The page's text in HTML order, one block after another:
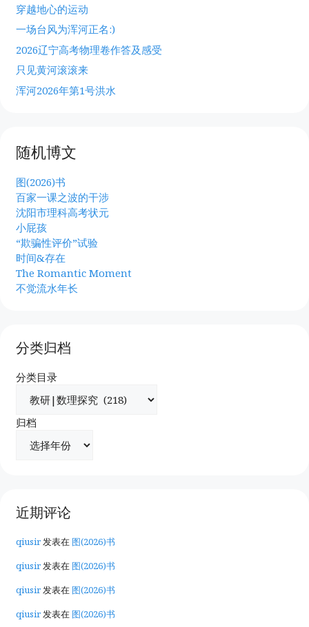
穿越地心的运动
一场台风为浑河正名:)
2026辽宁高考物理卷作答及感受
只见黄河滚滚来
浑河2026年第1号洪水
随机博文
图(2026)书
百家一课之波的干涉
沈阳市理科高考状元
小屁孩
“欺骗性评价”试验
时间&存在
The Romantic Moment
不觉流水年长
分类归档
分类目录
归档
近期评论
qiusir发表在 图(2026)书
qiusir发表在 图(2026)书
qiusir发表在 图(2026)书
qiusir发表在 图(2026)书